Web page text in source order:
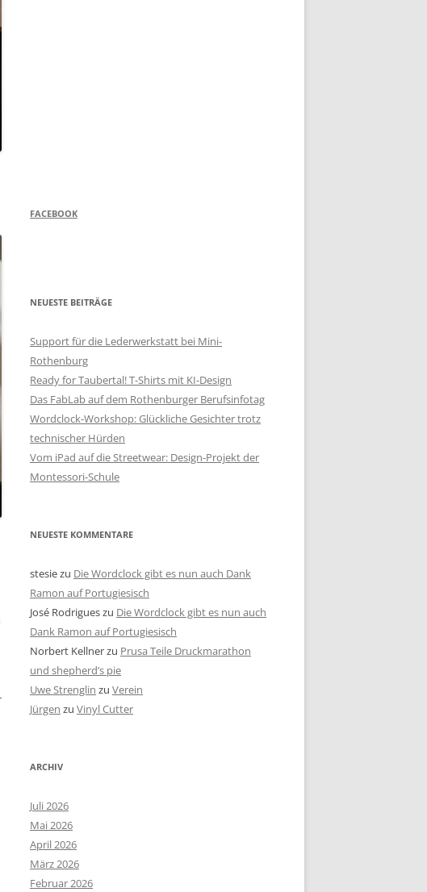
FACEBOOK
NEUESTE BEITRÄGE
Support für die Lederwerkstatt bei Mini-
Rothenburg
Ready for Taubertal! T-Shirts mit KI-Design
Das FabLab auf dem Rothenburger Berufsinfotag
Wordclock-Workshop: Glückliche Gesichter trotz
technischer Hürden
Vom iPad auf die Streetwear: Design-Projekt der
Montessori-Schule
NEUESTE KOMMENTARE
stesiezu Die Wordclock gibt es nun auch Dank
Ramon auf Portugiesisch
José Rodrigueszu Die Wordclock gibt es nun auch
Dank Ramon auf Portugiesisch
Norbert Kellnerzu Prusa Teile Druckmarathon
und shepherd’s pie
Uwe Strenglin zu Verein
Jürgen zu Vinyl Cutter
ARCHIV
Juli 2026
Mai 2026
April 2026
März 2026
Februar 2026